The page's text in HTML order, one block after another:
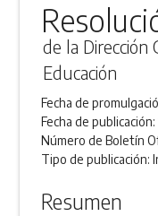
de la Dirección
Educación
Fecha de
Fecha de publicación:
Número de Boletín
Tipo de publicación:
Resumen